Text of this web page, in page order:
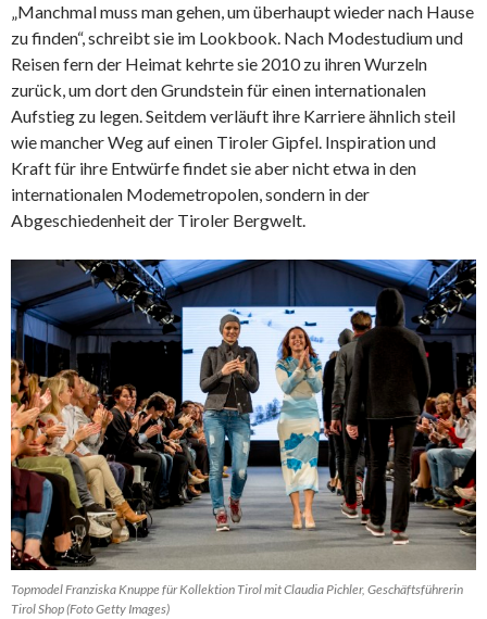
„Manchmal muss man gehen, um überhaupt wieder nach Hause
zu finden“, schreibt sie im Lookbook. Nach Modestudium und
Reisen fern der Heimat kehrte sie 2010 zu ihren Wurzeln
zurück, um dort den Grundstein für einen internationalen
Aufstieg zu legen. Seitdem verläuft ihre Karriere ähnlich steil
wie mancher Weg auf einen Tiroler Gipfel. Inspiration und
Kraft für ihre Entwürfe findet sie aber nicht etwa in den
internationalen Modemetropolen, sondern in der
Abgeschiedenheit der Tiroler Bergwelt.
Topmodel Franziska Knuppe für Kollektion Tirol mit Claudia Pichler, Geschäftsführerin
Tirol Shop (Foto Getty Images)